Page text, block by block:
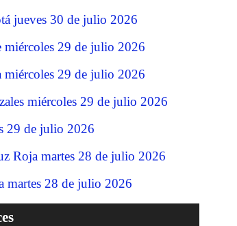
jueves 30 de julio 2026
miércoles 29 de julio 2026
miércoles 29 de julio 2026
miércoles 29 de julio 2026
29 de julio 2026
Roja martes 28 de julio 2026
martes 28 de julio 2026